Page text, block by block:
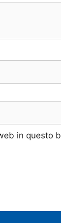
in questo